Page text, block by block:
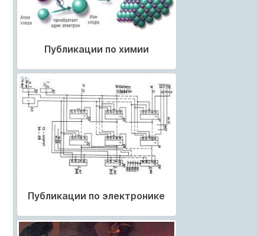
Публикации по химии
Публикации по электронике